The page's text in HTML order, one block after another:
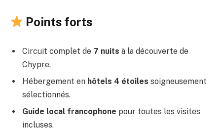
Points forts
Circuit complet de 7 nuits à la découverte de
Chypre.
Hébergement en hôtels 4 étoiles soigneusement
sélectionnés.
Guide local francophone pour toutes les visites
incluses.